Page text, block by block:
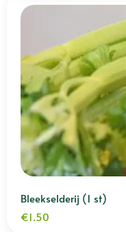
Bleekselderij (1 st)
€1.50